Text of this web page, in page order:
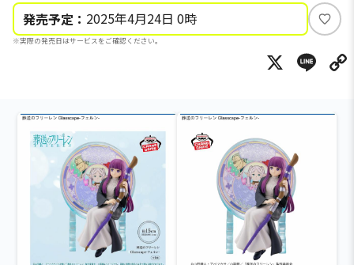
発売予定： 2025年4月24日 0時
※実際の発売日はサービスをご確認ください。
い
ね
X